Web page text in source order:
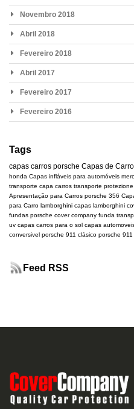
Novembro 2018
Abril 2018
Fevereiro 2018
Abril 2017
Fevereiro 2017
Fevereiro 2016
Tags
capas carros porsche Capas de
honda Capas infláveis para automóveis
transporte capa carros transporte
Apresentação para Carros porsche 356
para Carro lamborghini capas lamborghini
fundas porsche cover company funda
uv capas carros para o sol capas
conversivel porsche 911 clásico porsche 911
Feed RSS